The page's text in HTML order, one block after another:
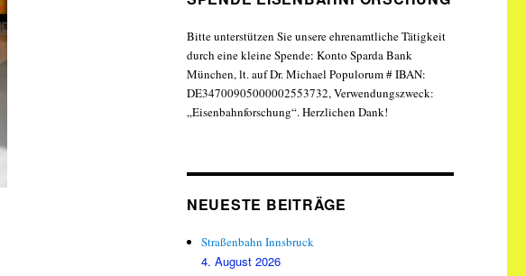
Bitte unterstützen Sie unsere ehrenamtliche Tätigkeit
durch eine kleine Spende: Konto Sparda Bank
München, lt. auf Dr. Michael Populorum # IBAN:
DE34700905000002553732, Verwendungszweck:
„Eisenbahnforschung“. Herzlichen Dank!
NEUESTE BEITRÄGE
Straßenbahn Innsbruck
4. August 2026